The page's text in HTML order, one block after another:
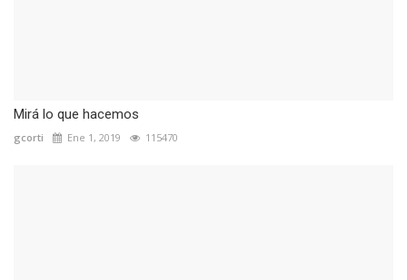
Mirá lo que hacemos
gcorti Ene 1, 2019 115470